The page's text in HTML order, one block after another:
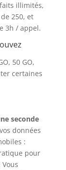
illimités,
250, et
3h / appel.
50 GO,
certaines
seconde
données
:
pour